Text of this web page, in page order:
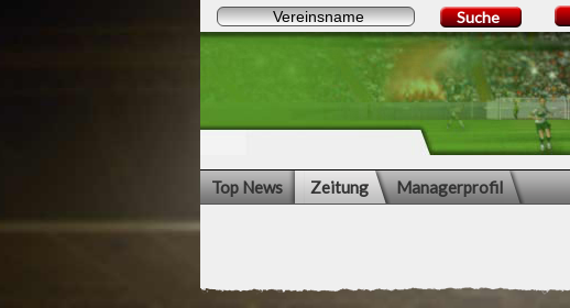
Suche
Top News Zeitung Managerprofil